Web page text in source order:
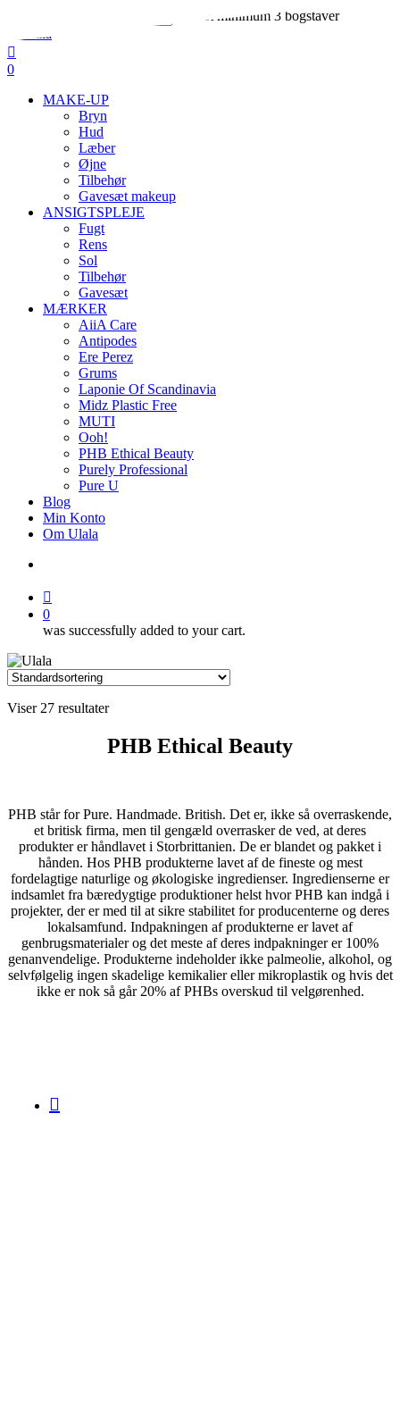
main
content
Indtast minimum 3 bogstaver
Search
search
0
MAKE-UP
Bryn
Hud
Læber
Øjne
Tilbehør
Gavesæt makeup
ANSIGTSPLEJE
Fugt
Rens
Sol
Tilbehør
Gavesæt
MÆRKER
AiiA Care
Antipodes
Ere Perez
Grums
Laponie Of Scandinavia
Midz Plastic Free
MUTI
Ooh!
PHB Ethical Beauty
Purely Professional
Pure U
Blog
Min Konto
Om Ulala
0
was successfully added to your cart.
Viser 27 resultater
PHB Ethical Beauty
PHB står for Pure. Handmade. British. Det er, ikke så overraskende,
et britisk firma, men til gengæld overrasker de ved, at deres
produkter er håndlavet i Storbrittanien. De er blandet og pakket i
hånden. Hos PHB produkterne lavet af de fineste og mest
fordelagtige naturlige og økologiske ingredienser. Ingredienserne er
indsamlet fra bæredygtige produktioner helst hvor PHB kan indgå i
projekter, der er med til at sikre stabilitet for producenterne og deres
lokalsamfund. Indpakningen af produkterne er lavet af
genbrugsmaterialer og det meste af deres indpakninger er 100%
genanvendelige. Produkterne indeholder ikke palmeolie, alkohol, og
selvfølgelig ingen skadelige kemikalier eller mikroplastik og hvis det
ikke er nok så går 20% af PHBs overskud til velgørenhed.